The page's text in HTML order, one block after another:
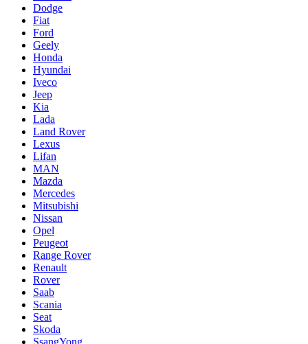
Dodge
Fiat
Ford
Geely
Honda
Hyundai
Iveco
Jeep
Kia
Lada
Land Rover
Lexus
Lifan
MAN
Mazda
Mercedes
Mitsubishi
Nissan
Opel
Peugeot
Range Rover
Renault
Rover
Saab
Scania
Seat
Skoda
SsangYong